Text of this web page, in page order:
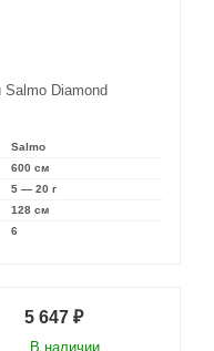
Diamond
Salmo
600 см
5 — 20 г
128 см
6
5 647 ₽
В наличии